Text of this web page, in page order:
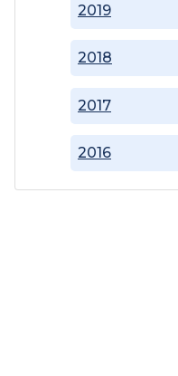
2016
2017
2018
2019